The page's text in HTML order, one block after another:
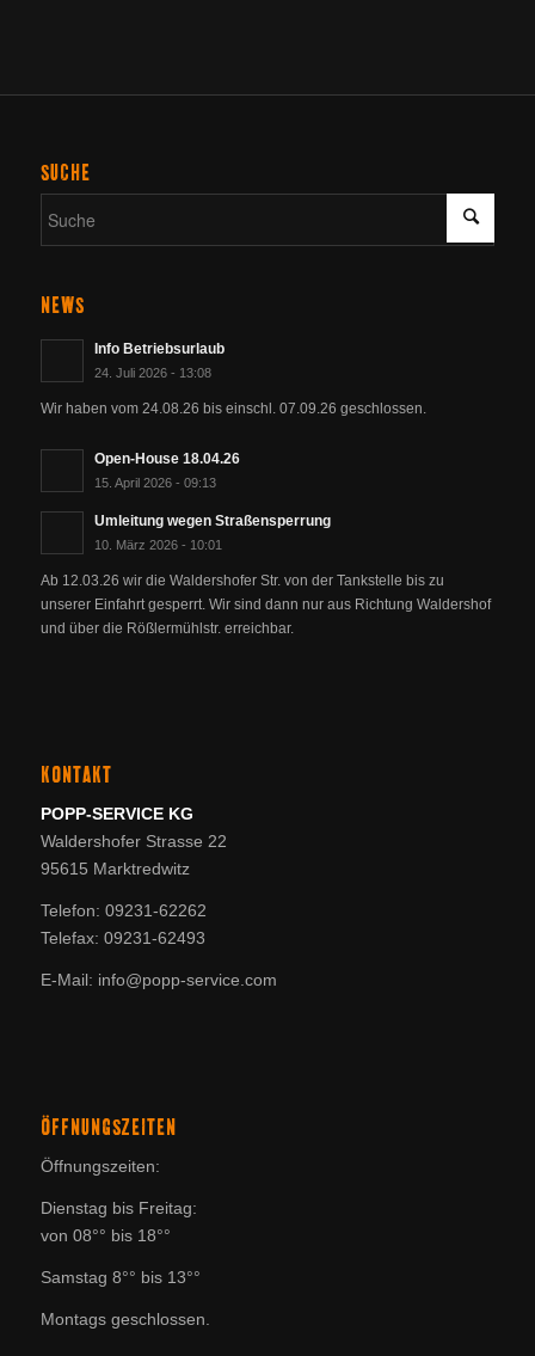
SUCHE
NEWS
Info Betriebsurlaub
24. Juli 2026 - 13:08
Wir haben vom 24.08.26 bis einschl. 07.09.26 geschlossen.
Open-House 18.04.26
15. April 2026 - 09:13
Umleitung wegen Straßensperrung
10. März 2026 - 10:01
Ab 12.03.26 wir die Waldershofer Str. von der Tankstelle bis zu
unserer Einfahrt gesperrt. Wir sind dann nur aus Richtung Waldershof
und über die Rößlermühlstr. erreichbar.
KONTAKT
POPP-SERVICE KG
Waldershofer Strasse 22
95615 Marktredwitz
Telefon: 09231-62262
Telefax: 09231-62493
E-Mail: info@popp-service.com
ÖFFNUNGSZEITEN
Öffnungszeiten:
Dienstag bis Freitag:
von 08°° bis 18°°
Samstag 8°° bis 13°°
Montags geschlossen.